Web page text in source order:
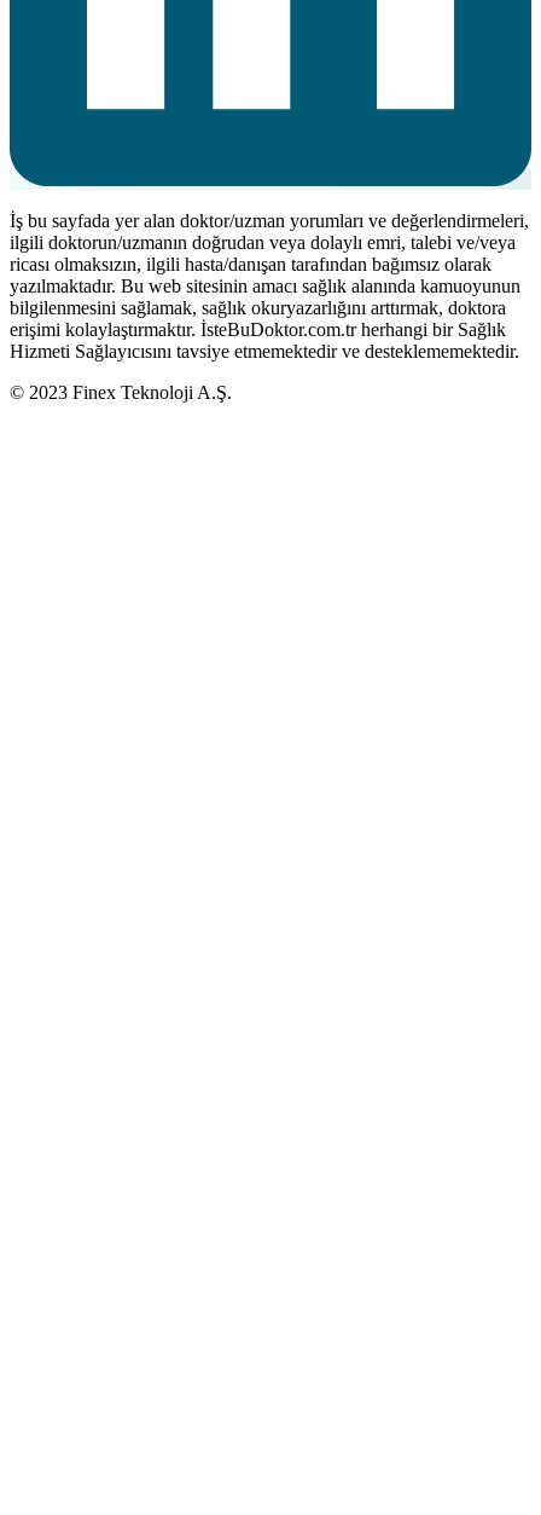
İş bu sayfada yer alan doktor/uzman yorumları ve değerlendirmeleri,
ilgili doktorun/uzmanın doğrudan veya dolaylı emri, talebi ve/veya
ricası olmaksızın, ilgili hasta/danışan tarafından bağımsız olarak
yazılmaktadır. Bu web sitesinin amacı sağlık alanında kamuoyunun
bilgilenmesini sağlamak, sağlık okuryazarlığını arttırmak, doktora
erişimi kolaylaştırmaktır. İsteBuDoktor.com.tr herhangi bir Sağlık
Hizmeti Sağlayıcısını tavsiye etmemektedir ve desteklememektedir.
© 2023 Finex Teknoloji A.Ş.